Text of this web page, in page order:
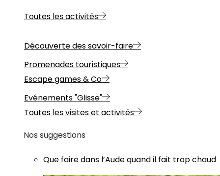
Toutes les activités
Découverte des savoir-faire
Promenades touristiques
Escape games & Co
Evénements "Glisse"
Toutes les visites et activités
Nos suggestions
Que faire dans l’Aude quand il fait trop chaud